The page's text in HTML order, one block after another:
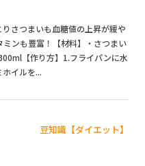
さつまいも血糖値の上昇が緩や
ミンも豊富！【材料】・さつまい
【作り方】1.フライパンに水
イルを...
豆知識【ダイエット】